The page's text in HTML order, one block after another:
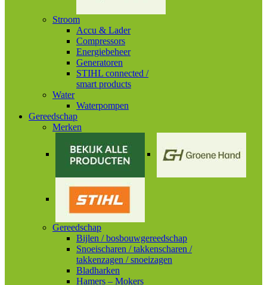
Stroom
Accu & Lader
Compressors
Energiebeheer
Generatoren
STIHL connected /
smart products
Water
Waterpompen
Gereedschap
Merken
Gereedschap
Bijlen / bosbouwgereedschap
Snoeischaren / takkenscharen /
takkenzagen / snoeizagen
Bladharken
Hamers – Mokers